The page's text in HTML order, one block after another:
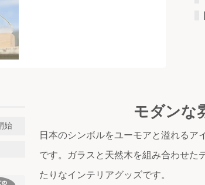
モダンな
日本のシンボルをユーモアと溢れるア
です。ガラスと天然木を組み合わせた
たりなインテリアグッズです。